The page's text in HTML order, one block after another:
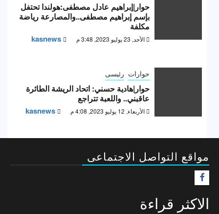
حوار|إبراهيم عادل مصطفى:هولندا تحتفل
بإسم إبراهيم مصطفى..والمصارعة رياضة
مكلفة
الأحد, 23 يوليو 2023, 3:48 م kasnews
حوارات رئيسى
حوار|هادية حسني: اتحاد الريشة الطائرة
عاقبني.. واللعبة تتراجع
الأربعاء, 12 يوليو 2023, 4:08 م kasnews
مواقع التواصل الاجتماعى
الاكثر قراءة